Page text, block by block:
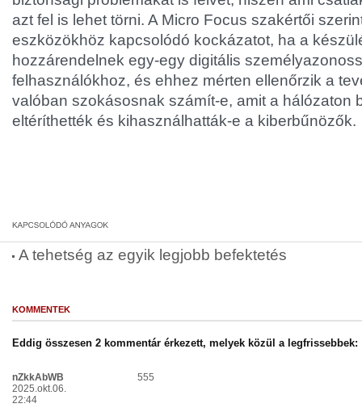
azt fel is lehet törni. A Micro Focus szakértői
eszközökhöz kapcsolódó kockázatot, ha a
hozzárendelnek egy-egy digitális
felhasználókhoz, és ehhez mérten ellenőrzik a
valóban szokásosnak számít-e, amit a hálózaton
eltéríthették és kihasználhatták-e a kiberbűnözők.
A tehetség az egyik legjobb befektetés